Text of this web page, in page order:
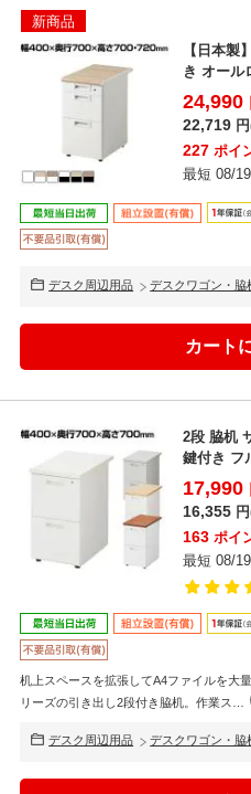
新商品
【日本製
き オール
ビネット
24,990
22,719
227 ポイ
最短 08/
デスク周辺用品 デスクワゴン・脇
2段 脇机
鍵付き フ
700...
17,990
16,355
163 ポイ
最短 08/
机上スペースを拡張してA4ファイルを大
リーズの引き出し2段付き脇机。作業ス
デスク周辺用品 デスクワゴン・脇